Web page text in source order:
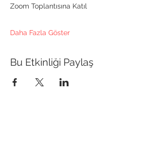
Zoom Toplantısına Katıl
Daha Fazla Göster
Bu Etkinliği Paylaş